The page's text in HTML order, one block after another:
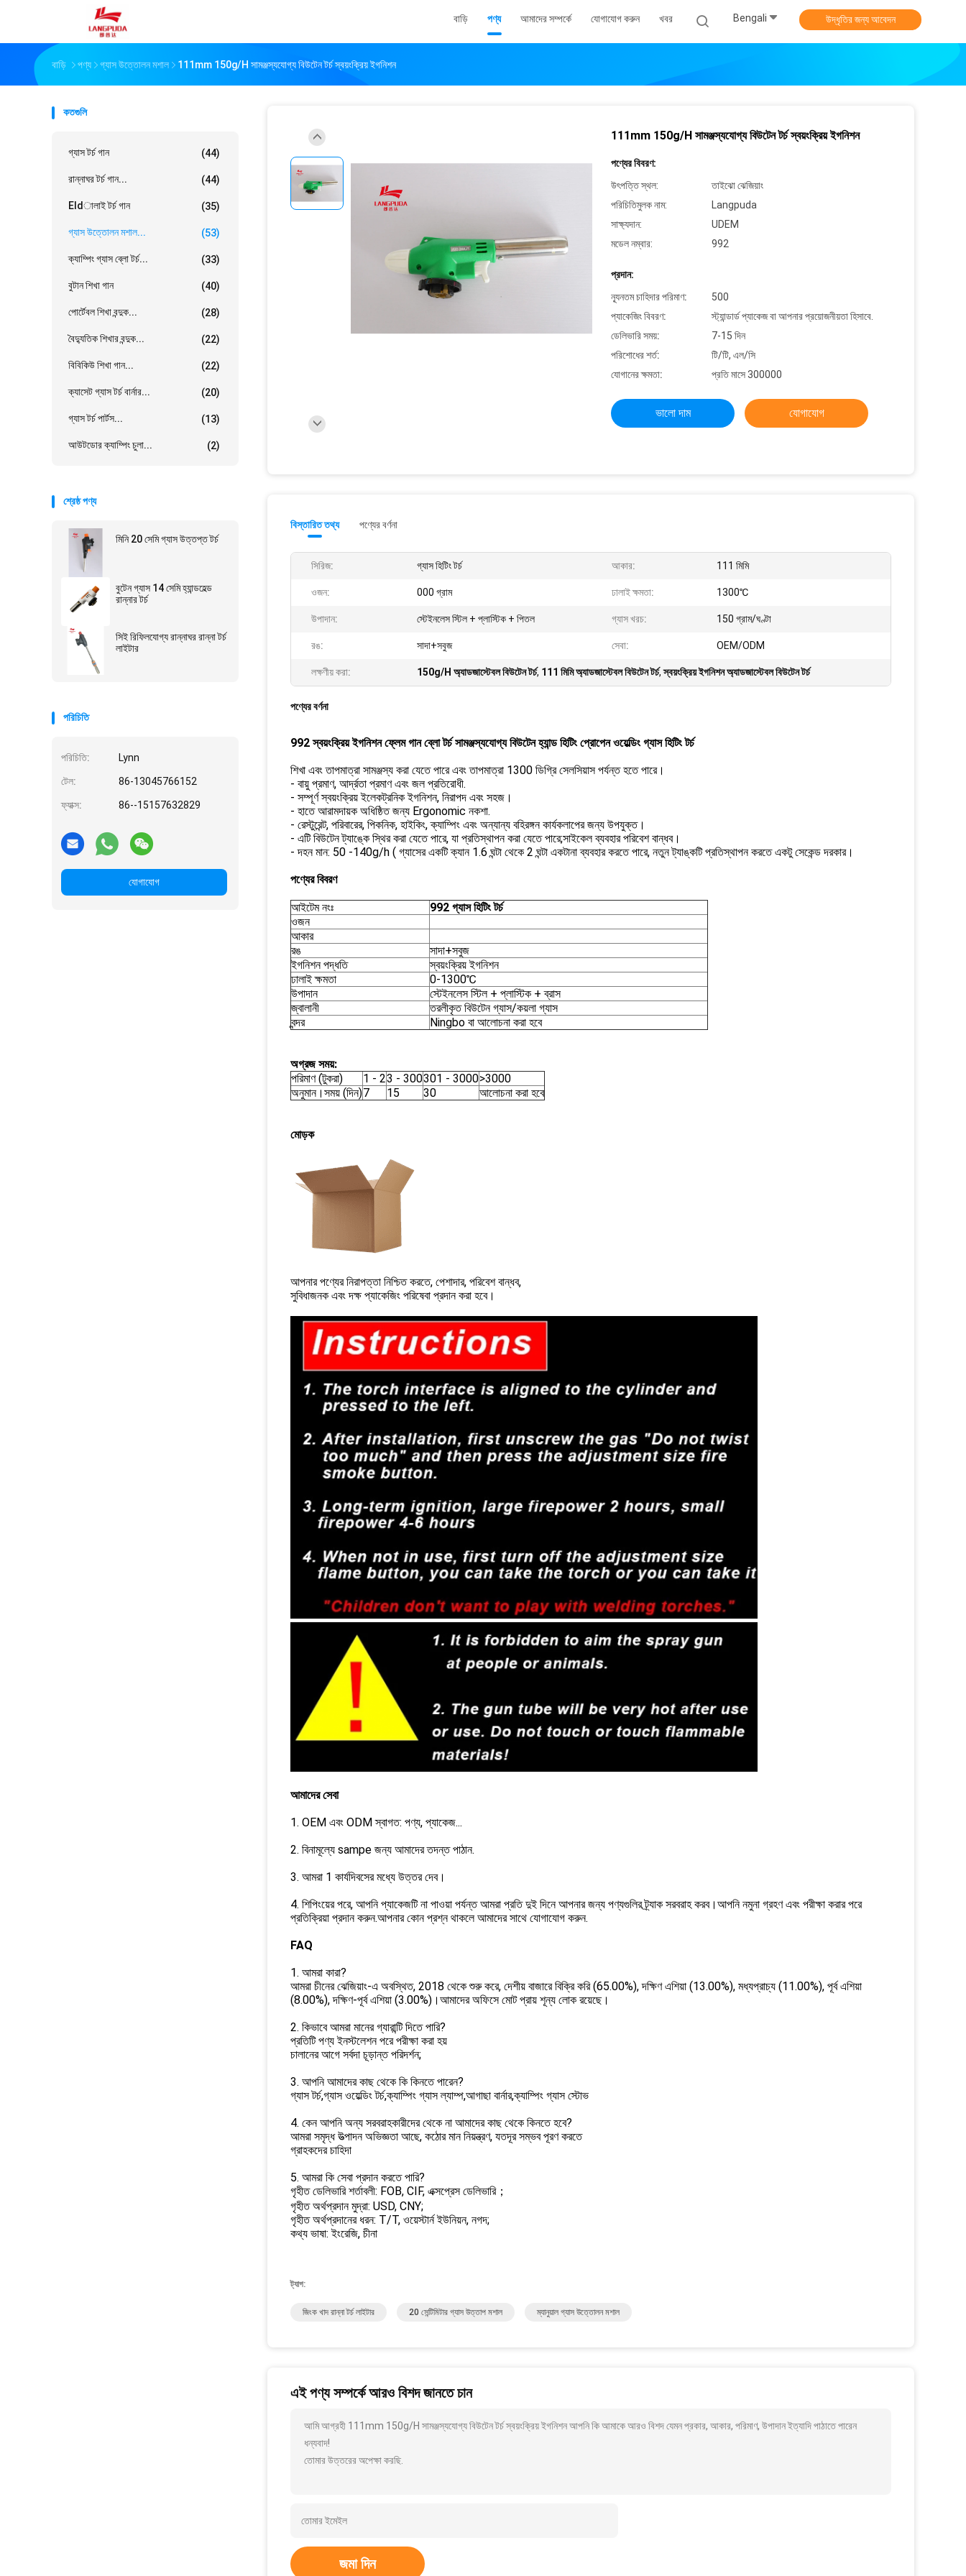
বাড়ি পণ্য আমাদের সম্পর্কে যোগাযোগ করুন খবর Bengali উদ্ধৃতির জন্য আবেদন
বাড়ি পণ্য গ্যাস উত্তোলন মশাল 111mm 150g/H সামঞ্জস্যযোগ্য বিউটেন টর্চ স্বয়ংক্রিয় ইগনিশন
কতগুলি
গ্যাস টর্চ গান (44)
রান্নাঘর টর্চ গান... (44)
Eldালাই টর্চ গান (35)
গ্যাস উত্তোলন মশাল... (53)
ক্যাম্পিং গ্যাস ব্লো টর্চ... (33)
বুটান শিখা গান (40)
পোর্টেবল শিখা বন্দুক... (28)
বৈদ্যুতিক শিখার বন্দুক... (22)
বিবিকিউ শিখা গান... (22)
ক্যাসেট গ্যাস টর্চ বার্নার... (20)
গ্যাস টর্চ পার্টস... (13)
আউটডোর ক্যাম্পিং চুলা... (2)
শ্রেষ্ঠ পণ্য
মিনি 20 সেমি গ্যাস উত্তপ্ত টর্চ
বুটেন গ্যাস 14 সেমি হ্যান্ডহেল্ড
রান্নার টর্চ
সিই রিফিলযোগ্য রান্নাঘর রান্না টর্চ
লাইটার
পরিচিতি
পরিচিতি: Lynn
টেল: 86-13045766152
ফ্যাক্স: 86--15157632829
যোগাযোগ
111mm 150g/H সামঞ্জস্যযোগ্য বিউটেন টর্চ স্বয়ংক্রিয় ইগনিশন
পণ্যের বিবরণ:
উৎপত্তি স্থল:
তাইঝো ঝেজিয়াং
পরিচিতিমুলক নাম:
Langpuda
সাক্ষ্যদান:
UDEM
মডেল নম্বার:
992
প্রদান:
ন্যূনতম চাহিদার পরিমাণ:
500
প্যাকেজিং বিবরণ:
স্ট্যান্ডার্ড প্যাকেজ বা আপনার প্রয়োজনীয়তা হিসাবে.
ডেলিভারি সময়:
7-15 দিন
পরিশোধের শর্ত:
টি/টি, এল/সি
যোগানের ক্ষমতা:
প্রতি মাসে 300000
ভালো দাম যোগাযোগ
বিস্তারিত তথ্য পণ্যের বর্ণনা
সিরিজ: গ্যাস হিটিং টর্চ আকার: 111 মিমি
ওজন: 000 গ্রাম ঢালাই ক্ষমতা: 1300℃
উপাদান: স্টেইনলেস স্টিল + প্লাস্টিক + পিতল গ্যাস খরচ: 150 গ্রাম/ঘণ্টা
রঙ: সাদা+সবুজ সেবা: OEM/ODM
লক্ষণীয় করা: 150g/H অ্যাডজাস্টেবল বিউটেন টর্চ, 111 মিমি অ্যাডজাস্টেবল বিউটেন টর্চ,স্বয়ংক্রিয় ইগনিশন অ্যাডজাস্টেবল বিউটেন টর্চ
পণ্যের বর্ণনা
992 স্বয়ংক্রিয় ইগনিশন ফ্লেম গান ব্লো টর্চ সামঞ্জস্যযোগ্য বিউটেন হ্যান্ড হিটিং প্রোপেন ওয়েল্ডিং গ্যাস হিটিং টর্চ
শিখা এবং তাপমাত্রা সামঞ্জস্য করা যেতে পারে এবং তাপমাত্রা 1300 ডিগ্রি সেলসিয়াস পর্যন্ত হতে পারে।
- বায়ু প্রমাণ, আর্দ্রতা প্রমাণ এবং জল প্রতিরোধী.
- সম্পূর্ণ স্বয়ংক্রিয় ইলেকট্রনিক ইগনিশন, নিরাপদ এবং সহজ।
- হাতে আরামদায়ক অধিষ্ঠিত জন্য Ergonomic নকশা.
- রেস্টুরেন্ট, পরিবারের, পিকনিক, হাইকিং, ক্যাম্পিং এবং অন্যান্য বহিরঙ্গন কার্যকলাপের জন্য উপযুক্ত।
- এটি বিউটেন ট্যাঙ্কে স্থির করা যেতে পারে, যা প্রতিস্থাপন করা যেতে পারে;সাইকেল ব্যবহার পরিবেশ বান্ধব।
- দহন মান: 50 -140g/h ( গ্যাসের একটি ক্যান 1.6 ঘন্টা থেকে 2 ঘন্টা একটানা ব্যবহার করতে পারে, নতুন ট্যাঙ্কটি প্রতিস্থাপন করতে একটু সেকেন্ড দরকার।
পণ্যের বিবরণ
আইটেম নংঃ
992 গ্যাস হিটিং টর্চ
ওজন
আকার
রঙ
সাদা+সবুজ
ইগনিশন পদ্ধতি
স্বয়ংক্রিয় ইগনিশন
ঢালাই ক্ষমতা
0-1300℃
উপাদান
স্টেইনলেস স্টিল + প্লাস্টিক + ব্রাস
জ্বালানী
তরলীকৃত বিউটেন গ্যাস/কয়লা গ্যাস
বন্দর
Ningbo বা আলোচনা করা হবে
অগ্রজ সময়:
পরিমাণ (টুকরা)
1 - 23 - 300301 - 3000>3000
অনুমান।সময় (দিন)7 15 30 আলোচনা করা হবে
মোড়ক
আপনার পণ্যের নিরাপত্তা নিশ্চিত করতে, পেশাদার, পরিবেশ বান্ধব,
সুবিধাজনক এবং দক্ষ প্যাকেজিং পরিষেবা প্রদান করা হবে।
আমাদের সেবা
1. OEM এবং ODM স্বাগত: পণ্য, প্যাকেজ...
2. বিনামূল্যে sampe জন্য আমাদের তদন্ত পাঠান.
3. আমরা 1 কার্যদিবসের মধ্যে উত্তর দেব।
4. শিপিংয়ের পরে, আপনি প্যাকেজটি না পাওয়া পর্যন্ত আমরা প্রতি দুই দিনে আপনার জন্য পণ্যগুলির ট্র্যাক সরবরাহ করব।আপনি নমুনা গ্রহণ এবং পরীক্ষা করার পরে
প্রতিক্রিয়া প্রদান করুন.আপনার কোন প্রশ্ন থাকলে আমাদের সাথে যোগাযোগ করুন.
FAQ
1. আমরা কারা?
আমরা চীনের ঝেজিয়াং-এ অবস্থিত, 2018 থেকে শুরু করে, দেশীয় বাজারে বিক্রি করি (65.00%), দক্ষিণ এশিয়া (13.00%), মধ্যপ্রাচ্য (11.00%), পূর্ব এশিয়া
(8.00%), দক্ষিণ-পূর্ব এশিয়া (3.00%)।আমাদের অফিসে মোট প্রায় শূন্য লোক রয়েছে।
2. কিভাবে আমরা মানের গ্যারান্টি দিতে পারি?
প্রতিটি পণ্য ইনস্টলেশন পরে পরীক্ষা করা হয়
চালানের আগে সর্বদা চূড়ান্ত পরিদর্শন;
3. আপনি আমাদের কাছ থেকে কি কিনতে পারেন?
গ্যাস টর্চ,গ্যাস ওয়েল্ডিং টর্চ,ক্যাম্পিং গ্যাস ল্যাম্প,আগাছা বার্নার,ক্যাম্পিং গ্যাস স্টোভ
4. কেন আপনি অন্য সরবরাহকারীদের থেকে না আমাদের কাছ থেকে কিনতে হবে?
আমরা সমৃদ্ধ উত্পাদন অভিজ্ঞতা আছে, কঠোর মান নিয়ন্ত্রণ, যতদূর সম্ভব পূরণ করতে
গ্রাহকদের চাহিদা
5. আমরা কি সেবা প্রদান করতে পারি?
গৃহীত ডেলিভারি শর্তাবলী: FOB, CIF, এক্সপ্রেস ডেলিভারি；
গৃহীত অর্থপ্রদান মুদ্রা: USD, CNY;
গৃহীত অর্থপ্রদানের ধরন: T/T, ওয়েস্টার্ন ইউনিয়ন, নগদ;
কথ্য ভাষা: ইংরেজি, চীনা
ট্যাগ:
জিংক খাদ রান্না টর্চ লাইটার 20 সেন্টিমিটার গ্যাস উত্তাপ মশাল ম্যানুয়াল গ্যাস উত্তোলন মশাল
এই পণ্য সম্পর্কে আরও বিশদ জানতে চান
আমি আগ্রহী 111mm 150g/H সামঞ্জস্যযোগ্য বিউটেন টর্চ স্বয়ংক্রিয় ইগনিশন আপনি কি আমাকে আরও বিশদ যেমন প্রকার, আকার, পরিমাণ, উপাদান ইত্যাদি পাঠাতে পারেন
ধন্যবাদ!
তোমার উত্তরের অপেক্ষা করছি.
জমা দিন